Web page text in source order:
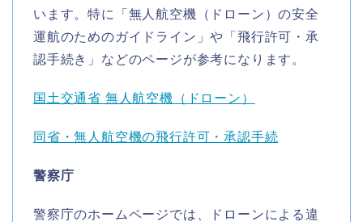
います。特に「無人航空機（ドローン）の安全
運航のためのガイドライン」や「飛行許可・承
認手続き」などのページが参考になります。
国土交通省 無人航空機（ドローン）
同省・無人航空機の飛行許可・承認手続
警察庁
警察庁のホームページでは、ドローンによる違